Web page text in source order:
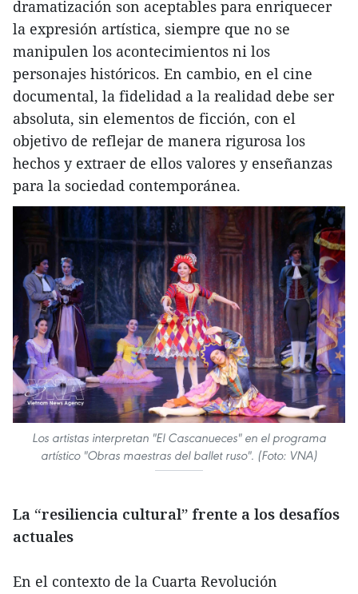
dramatización son aceptables para enriquecer
la expresión artística, siempre que no se
manipulen los acontecimientos ni los
personajes históricos. En cambio, en el cine
documental, la fidelidad a la realidad debe ser
absoluta, sin elementos de ficción, con el
objetivo de reflejar de manera rigurosa los
hechos y extraer de ellos valores y enseñanzas
para la sociedad contemporánea.
Los artistas interpretan "El Cascanueces" en el programa
artístico "Obras maestras del ballet ruso". (Foto: VNA)
La “resiliencia cultural” frente a los desafíos
actuales
En el contexto de la Cuarta Revolución